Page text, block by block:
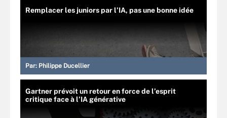
Remplacer les juniors par l’IA, pas une bonne idée
Par: Philippe Ducellier
Gartner prévoit un retour en force de l’esprit
critique face à l’IA générative